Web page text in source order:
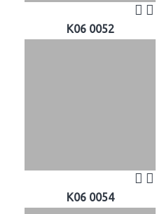
K06 0052
K06 0054